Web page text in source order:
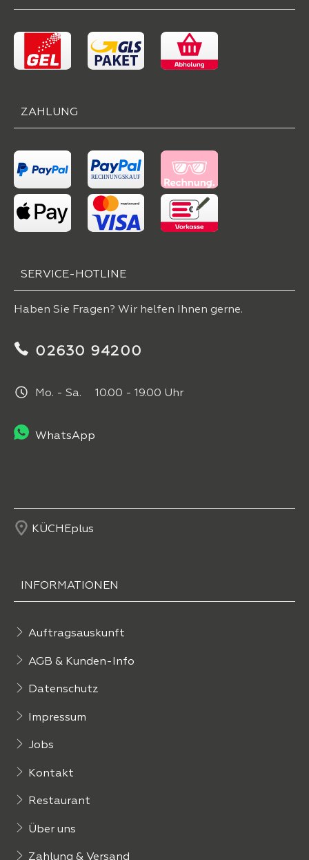
ZAHLUNG
SERVICE-HOTLINE
Haben Sie Fragen? Wir helfen Ihnen gerne.
02630 94200
Mo. - Sa. 10.00 - 19.00 Uhr
WhatsApp
KÜCHEplus
INFORMATIONEN
Auftragsauskunft
AGB & Kunden-Info
Datenschutz
Impressum
Jobs
Kontakt
Restaurant
Über uns
Zahlung & Versand